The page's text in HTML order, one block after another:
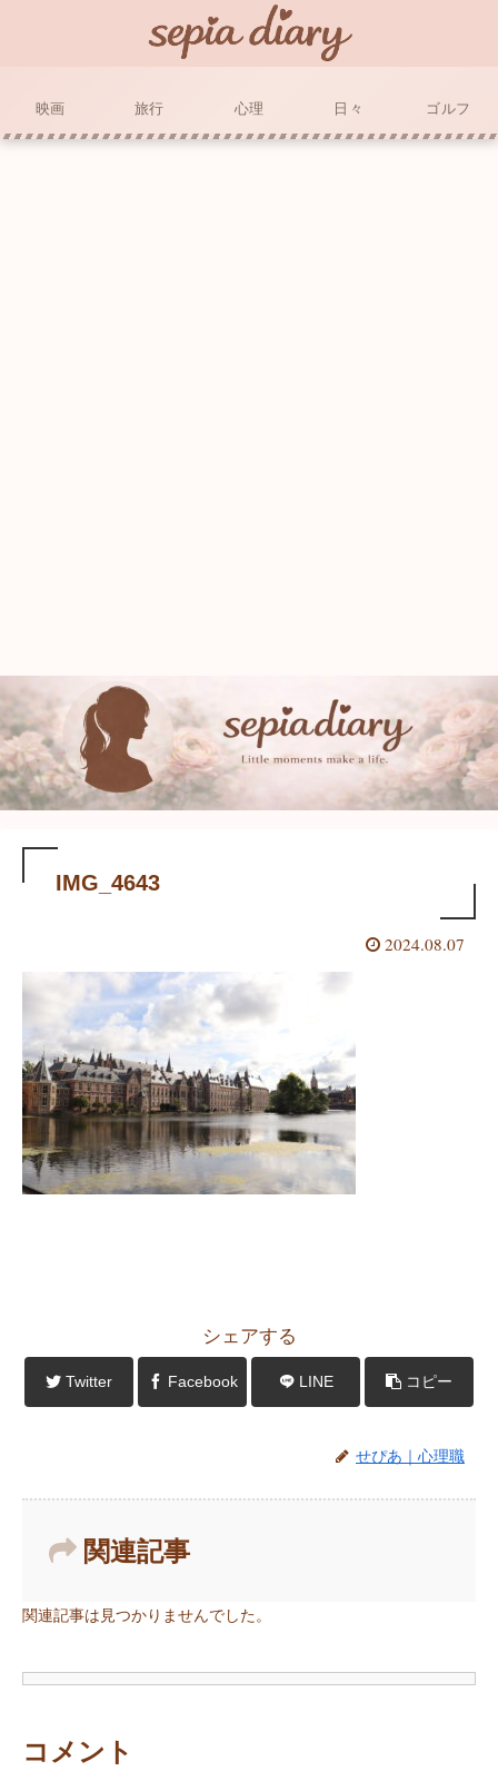
映画 旅行 心理 日々 ゴルフ
IMG_4643
2024.08.07
シェアする
Twitter Facebook LINE コピー
せぴあ｜心理職
関連記事
関連記事は見つかりませんでした。
コメント